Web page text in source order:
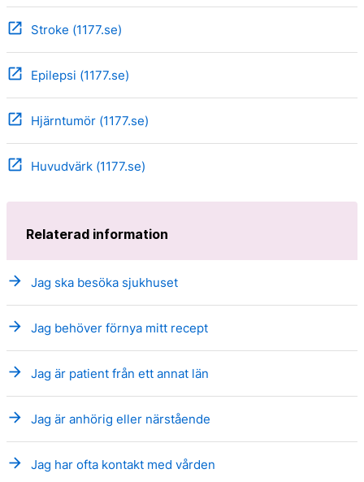
open_in_new Stroke (1177.se)
open_in_new Epilepsi (1177.se)
open_in_new Hjärntumör (1177.se)
open_in_new Huvudvärk (1177.se)
Relaterad information
arrow_forward Jag ska besöka sjukhuset
arrow_forward Jag behöver förnya mitt recept
arrow_forward Jag är patient från ett annat län
arrow_forward Jag är anhörig eller närstående
arrow_forward Jag har ofta kontakt med vården